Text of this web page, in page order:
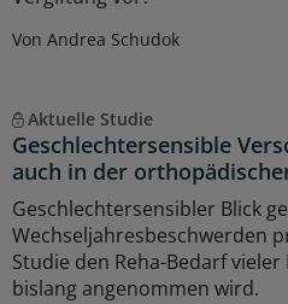
Von Andrea Schudok
Aktuelle Studie
Geschlechtersensible
auch in der
Geschlechtersensibler Blick
Wechseljahresbeschwerden
Studie den Reha-Bedarf
bislang angenommen wird.